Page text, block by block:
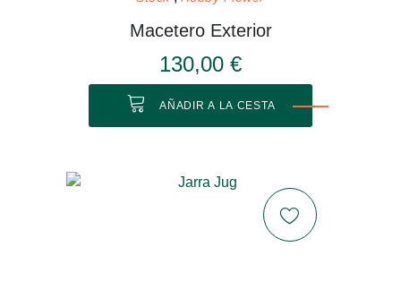
Macetero Exterior
130,00 €
AÑADIR A LA CESTA